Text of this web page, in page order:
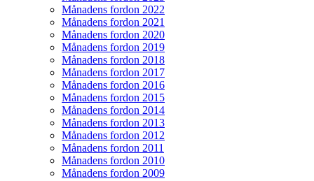
Månadens fordon 2022
Månadens fordon 2021
Månadens fordon 2020
Månadens fordon 2019
Månadens fordon 2018
Månadens fordon 2017
Månadens fordon 2016
Månadens fordon 2015
Månadens fordon 2014
Månadens fordon 2013
Månadens fordon 2012
Månadens fordon 2011
Månadens fordon 2010
Månadens fordon 2009